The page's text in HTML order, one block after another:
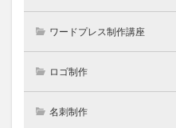
ワードプレス制作講座
ロゴ制作
名刺制作